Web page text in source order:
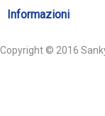
Informazioni
Copyright © 2016